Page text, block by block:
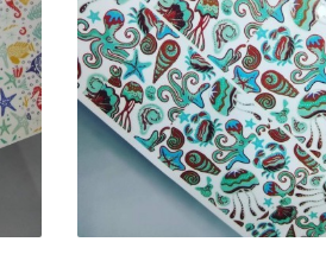
DECALQUES DE
- POLVOS,
CARANGUEJOS E
CONCHINHAS
2,00 €